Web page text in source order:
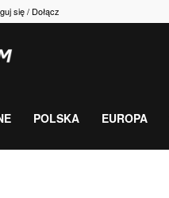
się / Dołącz
gospodarka,
POLSKA EUROPA